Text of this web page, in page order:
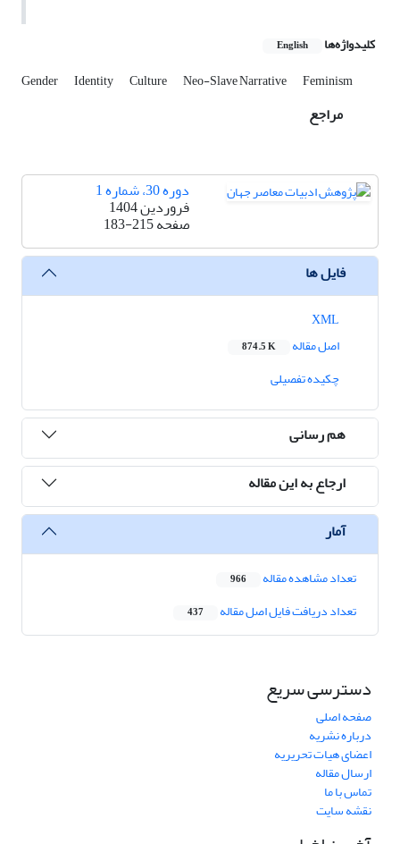
کلیدواژه‌ها English
Gender Identity Culture Neo-Slave Narrative Feminism
مراجع
دوره 30، شماره 1
فروردین 1404
صفحه183-215
فایل ها
اصل مقاله
874.5 K
چکیده تفصیلی
هم رسانی
ارجاع به این مقاله
آمار
تعداد مشاهده مقاله 966
تعداد دریافت فایل اصل مقاله 437
دسترسی سریع
صفحه اصلی
درباره نشریه
اعضای هیات تحریریه
ارسال مقاله
تماس با ما
نقشه سایت